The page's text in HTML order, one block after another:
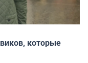
которые